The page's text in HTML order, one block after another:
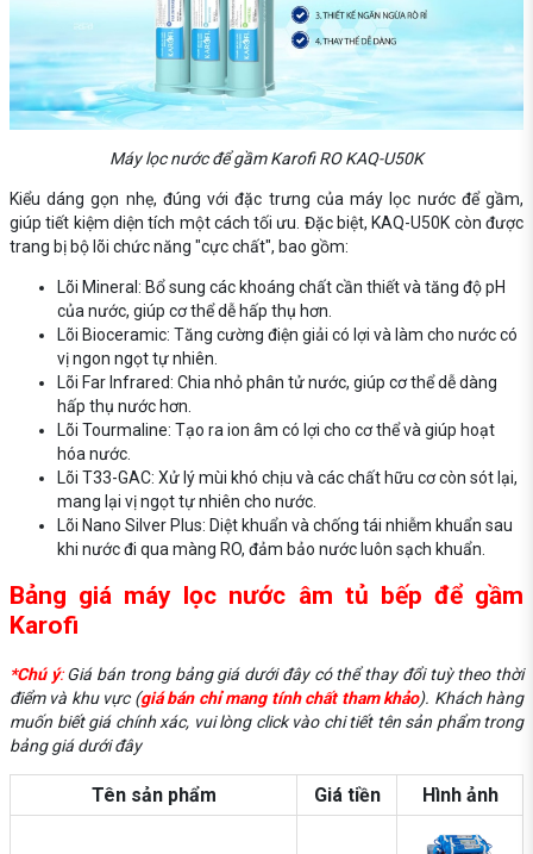
Máy lọc nước để gầm Karofi RO KAQ-U50K
Kiểu dáng gọn nhẹ, đúng với đặc trưng của máy lọc nước để gầm,
giúp tiết kiệm diện tích một cách tối ưu. Đặc biệt, KAQ-U50K còn được
trang bị bộ lõi chức năng "cực chất", bao gồm:
Lõi Mineral: Bổ sung các khoáng chất cần thiết và tăng độ pH
của nước, giúp cơ thể dễ hấp thụ hơn.
Lõi Bioceramic: Tăng cường điện giải có lợi và làm cho nước có
vị ngon ngọt tự nhiên.
Lõi Far Infrared: Chia nhỏ phân tử nước, giúp cơ thể dễ dàng
hấp thụ nước hơn.
Lõi Tourmaline: Tạo ra ion âm có lợi cho cơ thể và giúp hoạt
hóa nước.
Lõi T33-GAC: Xử lý mùi khó chịu và các chất hữu cơ còn sót lại,
mang lại vị ngọt tự nhiên cho nước.
Lõi Nano Silver Plus: Diệt khuẩn và chống tái nhiễm khuẩn sau
khi nước đi qua màng RO, đảm bảo nước luôn sạch khuẩn.
Bảng giá máy lọc nước âm tủ bếp để gầm
Karofi
*Chú ý:Giá bán trong bảng giá dưới đây có thể thay đổi tuỳ theo thời
điểm và khu vực (giá bán chỉ mang tính chất tham khảo). Khách hàng
muốn biết giá chính xác, vui lòng click vào chi tiết tên sản phẩm trong
bảng giá dưới đây
Tên sản phẩm Giá tiền Hình ảnh